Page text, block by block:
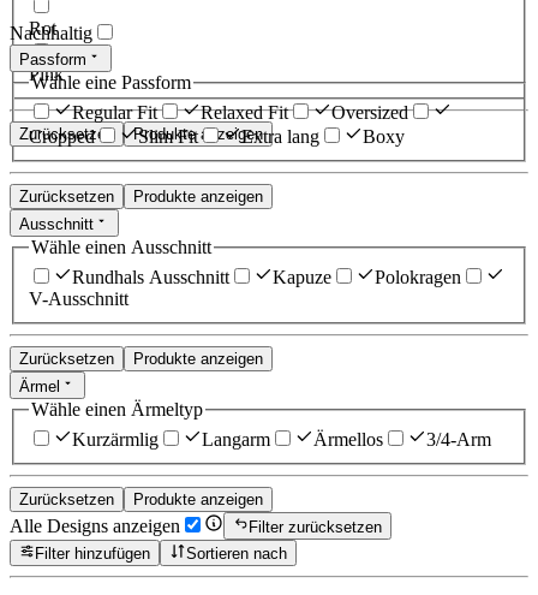
Rot
Pink
Zurücksetzen Produkte anzeigen
Nachhaltig
Passform
Wähle eine Passform
Regular Fit
Relaxed Fit
Oversized
Cropped
Slim Fit Extra lang Boxy
Zurücksetzen
Produkte anzeigen
Ausschnitt
Wähle einen Ausschnitt
Rundhals Ausschnitt
Kapuze
Polokragen
V-Ausschnitt
Zurücksetzen
Produkte anzeigen
Ärmel
Wähle einen Ärmeltyp
Kurzärmlig
Langarm Ärmellos 3/4-Arm
Zurücksetzen Produkte anzeigen
Alle Designs anzeigen
Filter zurücksetzen
Filter hinzufügen
Sortieren nach